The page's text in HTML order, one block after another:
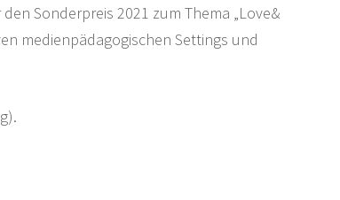
Sonderpreis 2021 zum Thema „Love&
medienpädagogischen Settings und